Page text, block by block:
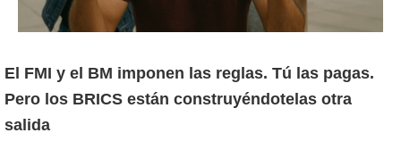
El FMI y el BM imponen las reglas. Tú las pagas.
Pero los BRICS están construyéndotelas otra
salida